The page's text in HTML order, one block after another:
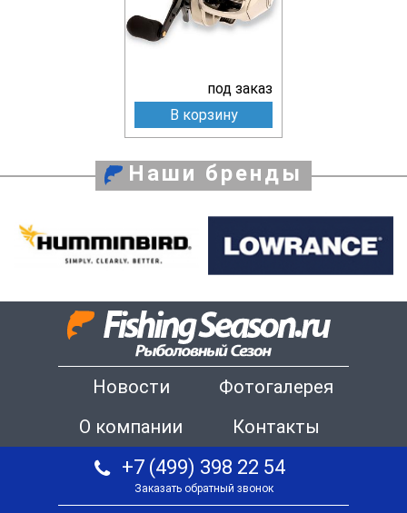
под заказ
В корзину
Наши бренды
Новости
Фотогалерея
О компании
Контакты
+7 (499) 398 22 54
Заказать обратный звонок